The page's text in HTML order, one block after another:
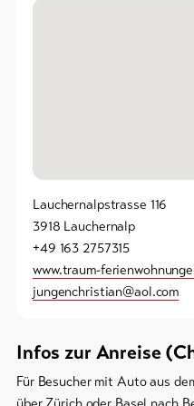
Lauchernalpstrasse 116
3918 Lauchernalp
+49 163 2757315
www.traum-
jungenchristian@aol.com
Infos zur Anreise
Für Besucher mit Auto aus